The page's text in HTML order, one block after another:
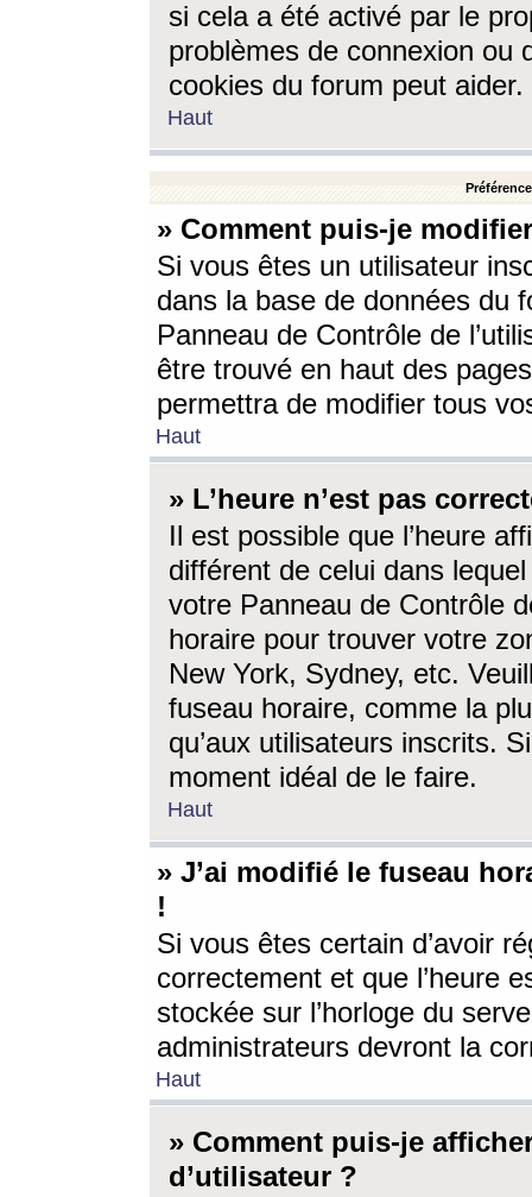
si cela a été activé par le
problèmes de connexion ou
cookies du forum peut aider.
Haut
» Comment puis-je
Si vous êtes un utilisateur
dans la base de données du
Panneau de Contrôle de
être trouvé en haut des
permettra de modifier tous
Haut
» L’heure n’est pas
Il est possible que l’heure
différent de celui dans
votre Panneau de Contrôle
horaire pour trouver votre
New York, Sydney, etc.
fuseau horaire, comme la
qu’aux utilisateurs inscrits.
moment idéal de le faire.
Haut
» J’ai modifié le fuseau
!
Si vous êtes certain d’avoir
correctement et que l’heure
stockée sur l’horloge du
administrateurs devront la
Haut
» Comment puis-je
d’utilisateur ?